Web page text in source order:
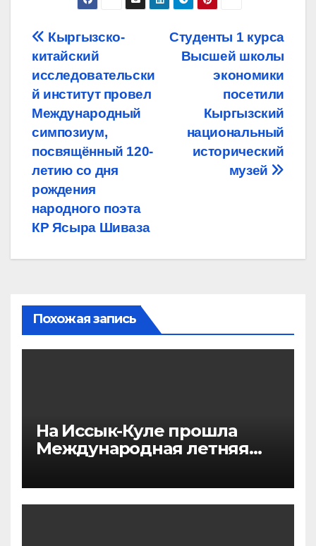
Навигация
по
записям
Студенты 1 курса
Высшей школы
экономики
посетили
Кыргызский
национальный
исторический
музей
Кыргызско-
китайский
исследовательски
й институт провел
Международный
симпозиум,
посвящённый 120-
летию со дня
рождения
народного поэта
КР Ясыра Шиваза
Похожая запись
На Иссык-Куле прошла
Международная летняя